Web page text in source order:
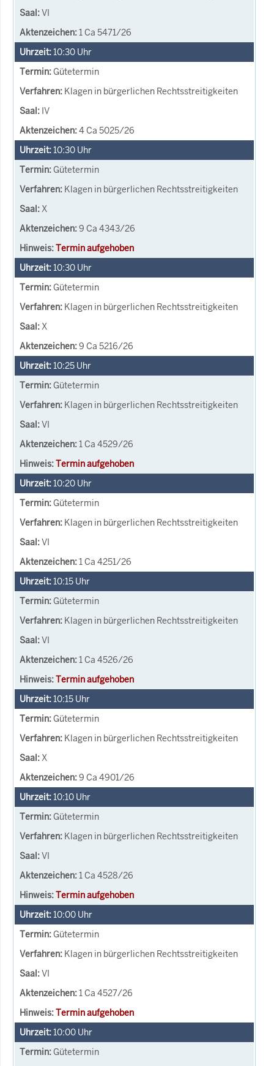
VI
1 Ca 5471/26
10:30 Uhr
Gütetermin
Klagen in bürgerlichen Rechtsstreitigkeiten
IV
4 Ca 5025/26
10:30 Uhr
Gütetermin
Klagen in bürgerlichen Rechtsstreitigkeiten
X
9 Ca 4343/26
Termin aufgehoben
10:30 Uhr
Gütetermin
Klagen in bürgerlichen Rechtsstreitigkeiten
X
9 Ca 5216/26
10:25 Uhr
Gütetermin
Klagen in bürgerlichen Rechtsstreitigkeiten
VI
1 Ca 4529/26
Termin aufgehoben
10:20 Uhr
Gütetermin
Klagen in bürgerlichen Rechtsstreitigkeiten
VI
1 Ca 4251/26
10:15 Uhr
Gütetermin
Klagen in bürgerlichen Rechtsstreitigkeiten
VI
1 Ca 4526/26
Termin aufgehoben
10:15 Uhr
Gütetermin
Klagen in bürgerlichen Rechtsstreitigkeiten
X
9 Ca 4901/26
10:10 Uhr
Gütetermin
Klagen in bürgerlichen Rechtsstreitigkeiten
VI
1 Ca 4528/26
Termin aufgehoben
10:00 Uhr
Gütetermin
Klagen in bürgerlichen Rechtsstreitigkeiten
VI
1 Ca 4527/26
Termin aufgehoben
10:00 Uhr
Gütetermin